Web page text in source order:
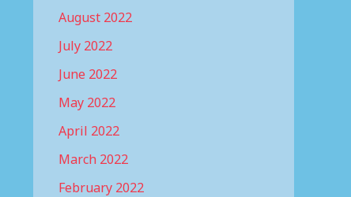
August 2022
July 2022
June 2022
May 2022
April 2022
March 2022
February 2022